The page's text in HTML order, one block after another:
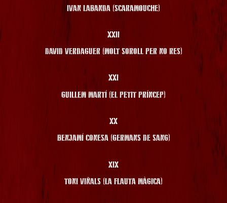
IVAN LABANDA (SCARAMOUCHE)
XXII
DAVID VERDAGUER (MOLT SOROLL PER NO RES)
XXI
GUILLEM MARTÍ (EL PETIT PRÍNCEP)
XX
BENJAMÍ CONESA (GERMANS DE SANG)
XIX
TONI VIÑALS (LA FLAUTA MÀGICA)